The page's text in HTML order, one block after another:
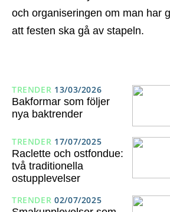
och organiseringen om man har
att festen ska gå av stapeln.
TRENDER 13/03/2026
Bakformar som följer
nya baktrender
TRENDER 17/07/2025
Raclette och ostfondue:
två traditionella
ostupplevelser
TRENDER 02/07/2025